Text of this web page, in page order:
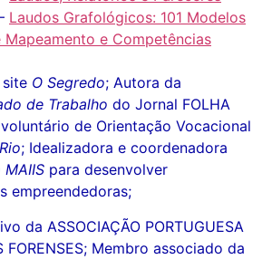
Laudos Grafológicos: 101 Modelos
Mapeamento e Competências
O Segredo; Autora da
de Trabalho do Jornal FOLHA
de Orientação Vocacional
; Idealizadora e coordenadora
para desenvolver
empreendedoras;
da ASSOCIAÇÃO PORTUGUESA
FORENSES; Membro associado da